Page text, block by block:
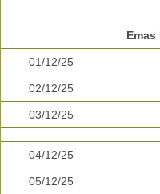
Emas
01/12/25
02/12/25
03/12/25
04/12/25
05/12/25